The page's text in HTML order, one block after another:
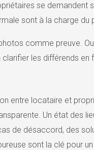
se
sont à la charge du
comme preuve.
les différends
entre locataire et
Un état
de désaccord, des
sont la clé pour